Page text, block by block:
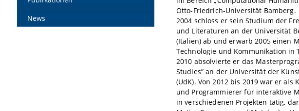
News
Otto-Friedrich-Universität Bamberg.
2004 schloss er sein Studium der
und Literaturen an der Universität
(Italien) ab und erwarb 2005 einen
Technologie und Kommunikation in
2010 absolvierte er das
Studies” an der Universität der
(UdK). Von 2012 bis 2019 war er als
und Programmierer für interaktive
in verschiedenen Projekten tätig,